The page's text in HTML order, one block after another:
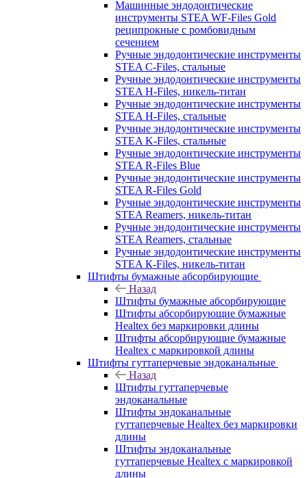
Машинные эндодонтические
инструменты STEA WF-Files Gold
реципрокные с ромбовидным
сечением
Ручные эндодонтические инструменты
STEA C-Files, стальные
Ручные эндодонтические инструменты
STEA H-Files, никель-титан
Ручные эндодонтические инструменты
STEA H-Files, стальные
Ручные эндодонтические инструменты
STEA K-Files, стальные
Ручные эндодонтические инструменты
STEA R-Files Blue
Ручные эндодонтические инструменты
STEA R-Files Gold
Ручные эндодонтические инструменты
STEA Reamers, никель-титан
Ручные эндодонтические инструменты
STEA Reamers, стальные
Ручные эндодонтические инструменты
STEA К-Files, никель-титан
Штифты бумажные абсорбирующие
Назад
Штифты бумажные абсорбирующие
Штифты абсорбирующие бумажные
Healtex без маркировки длины
Штифты абсорбирующие бумажные
Healtex с маркировкой длины
Штифты гуттаперчевые эндоканальные
Назад
Штифты гуттаперчевые
эндоканальные
Штифты эндоканальные
гуттаперчевые Healtex без маркировки
длины
Штифты эндоканальные
гуттаперчевые Healtex с маркировкой
длины